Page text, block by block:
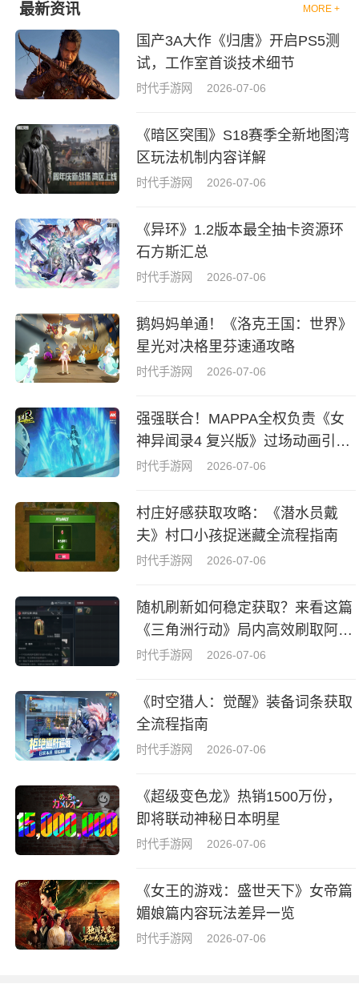
最新资讯 MORE +
国产3A大作《归唐》开启PS5测
试，工作室首谈技术细节
时代手游网 2026-07-06
《暗区突围》S18赛季全新地图湾
区玩法机制内容详解
时代手游网 2026-07-06
《异环》1.2版本最全抽卡资源环
石方斯汇总
时代手游网 2026-07-06
鹅妈妈单通！《洛克王国：世界》
星光对决格里芬速通攻略
时代手游网 2026-07-06
强强联合！MAPPA全权负责《女
神异闻录4 复兴版》过场动画引热
议
时代手游网 2026-07-06
村庄好感获取攻略：《潜水员戴
夫》村口小孩捉迷藏全流程指南
时代手游网 2026-07-06
随机刷新如何稳定获取？来看这篇
《三角洲行动》局内高效刷取阿萨
拉牌盒指南
时代手游网 2026-07-06
《时空猎人：觉醒》装备词条获取
全流程指南
时代手游网 2026-07-06
《超级变色龙》热销1500万份，
即将联动神秘日本明星
时代手游网 2026-07-06
《女王的游戏：盛世天下》女帝篇
媚娘篇内容玩法差异一览
时代手游网 2026-07-06